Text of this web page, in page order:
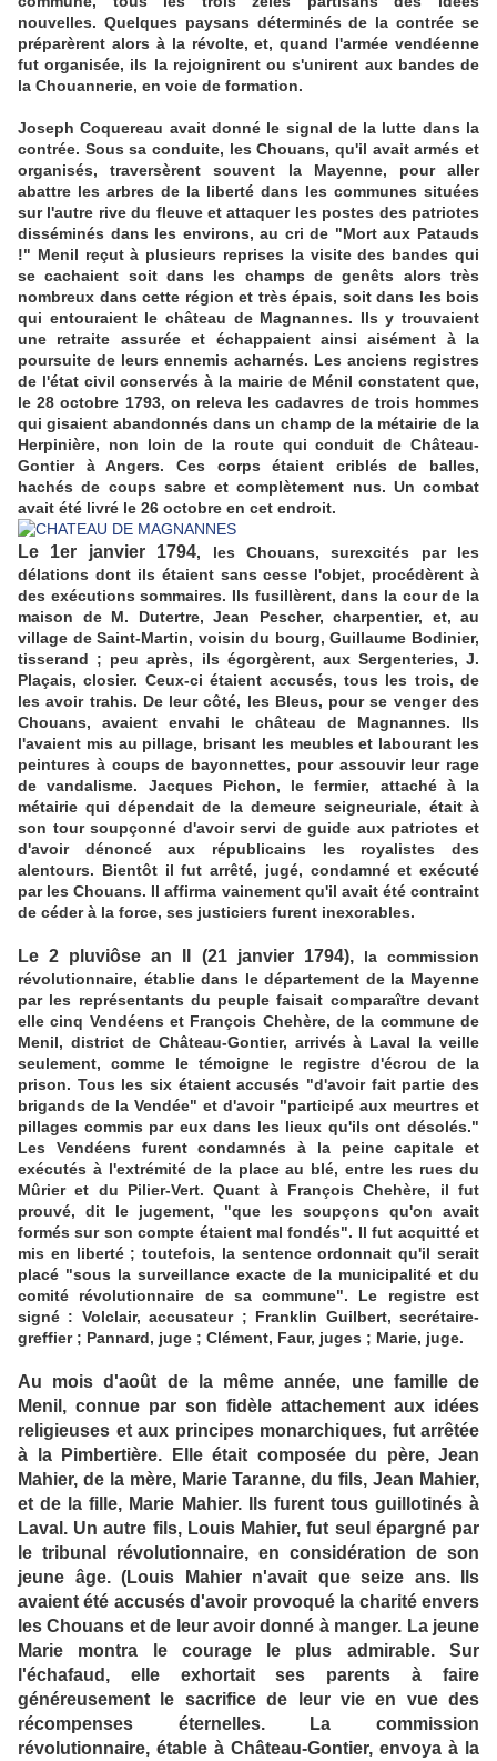
nouvelles. Quelques paysans déterminés de la contrée se
préparèrent alors à la révolte, et, quand l'armée vendéenne
fut organisée, ils la rejoignirent ou s'unirent aux bandes de
la Chouannerie, en voie de formation.
Joseph Coquereau avait donné le signal de la lutte dans la
contrée. Sous sa conduite, les Chouans, qu'il avait armés et
organisés, traversèrent souvent la Mayenne, pour aller
abattre les arbres de la liberté dans les communes situées
sur l'autre rive du fleuve et attaquer les postes des patriotes
disséminés dans les environs, au cri de "Mort aux Patauds
!" Menil reçut à plusieurs reprises la visite des bandes qui
se cachaient soit dans les champs de genêts alors très
nombreux dans cette région et très épais, soit dans les bois
qui entouraient le château de Magnannes. Ils y trouvaient
une retraite assurée et échappaient ainsi aisément à la
poursuite de leurs ennemis acharnés. Les anciens registres
de l'état civil conservés à la mairie de Ménil constatent que,
le 28 octobre 1793, on releva les cadavres de trois hommes
qui gisaient abandonnés dans un champ de la métairie de la
Herpinière, non loin de la route qui conduit de Château-
Gontier à Angers. Ces corps étaient criblés de balles,
hachés de coups sabre et complètement nus. Un combat
avait été livré le 26 octobre en cet endroit.
Le 1er janvier 1794, les Chouans, surexcités par les
délations dont ils étaient sans cesse l'objet, procédèrent à
des exécutions sommaires. Ils fusillèrent, dans la cour de la
maison de M. Dutertre, Jean Pescher, charpentier, et, au
village de Saint-Martin, voisin du bourg, Guillaume Bodinier,
tisserand ; peu après, ils égorgèrent, aux Sergenteries, J.
Plaçais, closier. Ceux-ci étaient accusés, tous les trois, de
les avoir trahis. De leur côté, les Bleus, pour se venger des
Chouans, avaient envahi le château de Magnannes. Ils
l'avaient mis au pillage, brisant les meubles et labourant les
peintures à coups de bayonnettes, pour assouvir leur rage
de vandalisme. Jacques Pichon, le fermier, attaché à la
métairie qui dépendait de la demeure seigneuriale, était à
son tour soupçonné d'avoir servi de guide aux patriotes et
d'avoir dénoncé aux républicains les royalistes des
alentours. Bientôt il fut arrêté, jugé, condamné et exécuté
par les Chouans. Il affirma vainement qu'il avait été contraint
de céder à la force, ses justiciers furent inexorables.
Le 2 pluviôse an II (21 janvier 1794),la commission
révolutionnaire, établie dans le département de la Mayenne
par les représentants du peuple faisait comparaître devant
elle cinq Vendéens et François Chehère, de la commune de
Menil, district de Château-Gontier, arrivés à Laval la veille
seulement, comme le témoigne le registre d'écrou de la
prison. Tous les six étaient accusés "d'avoir fait partie des
brigands de la Vendée" et d'avoir "participé aux meurtres et
pillages commis par eux dans les lieux qu'ils ont désolés."
Les Vendéens furent condamnés à la peine capitale et
exécutés à l'extrémité de la place au blé, entre les rues du
Mûrier et du Pilier-Vert. Quant à François Chehère, il fut
prouvé, dit le jugement, "que les soupçons qu'on avait
formés sur son compte étaient mal fondés". Il fut acquitté et
mis en liberté ; toutefois, la sentence ordonnait qu'il serait
placé "sous la surveillance exacte de la municipalité et du
comité révolutionnaire de sa commune". Le registre est
signé : Volclair, accusateur ; Franklin Guilbert, secrétaire-
greffier ; Pannard, juge ; Clément, Faur, juges ; Marie, juge.
Au mois d'août de la même année,
une famille de
Menil, connue par son fidèle attachement aux idées
religieuses et aux principes monarchiques, fut arrêtée
à la Pimbertière. Elle était composée du père, Jean
Mahier, de la mère, Marie Taranne, du fils, Jean Mahier,
et de la fille, Marie Mahier. Ils furent tous guillotinés à
Laval. Un autre fils, Louis Mahier, fut seul épargné par
le tribunal révolutionnaire, en considération de son
jeune âge. (Louis Mahier n'avait que seize ans. Ils
avaient été accusés d'avoir provoqué la charité envers
les Chouans et de leur avoir donné à manger. La jeune
Marie montra le courage le plus admirable. Sur
l'échafaud, elle exhortait ses parents à faire
généreusement le sacrifice de leur vie en vue des
récompenses éternelles. La commission
révolutionnaire, étable à Château-Gontier, envoya à la